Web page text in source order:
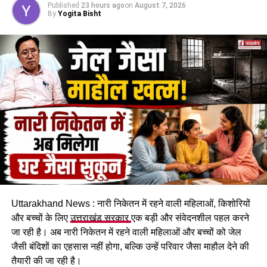
खतरे को देखते हुए सरकारी आवास में रहने वाले पांच परिवारों को रात
कार्यालय के एक हॉल में रहकर बिताई। प्रभावित लोगों का कहना है कि
पहाड़ी से बोल्डर गिरने का सिलसिला थम नहीं रहा है और ऐसे में किसी भी
समय बड़ा हादसा हो सकता है।
कचहरी कर्मचारी गोविंद सिंह नेगी के मुताबिक, जिस सरकारी आवास में पांच
परिवार रह रहे हैं, वो फिलहाल पूरी तरह सुरक्षित नहीं है। बोल्डर गिरने से
Published 23 hours agoon August 7, 2026
By Yogita Bisht
Uttarakhand News : नारी निकेतन में रहने वाली महिलाओं, किशोरियों
और बच्चों के लिएउत्तराखंड सरकारएक बड़ी और संवेदनशील पहल करने
जा रही है। अब नारी निकेतन में रहने वाली महिलाओं और बच्चों को जेल
जैसी बंदिशों का एहसास नहीं होगा, बल्कि उन्हें परिवार जैसा माहौल देने की
तैयारी की जा रही है।